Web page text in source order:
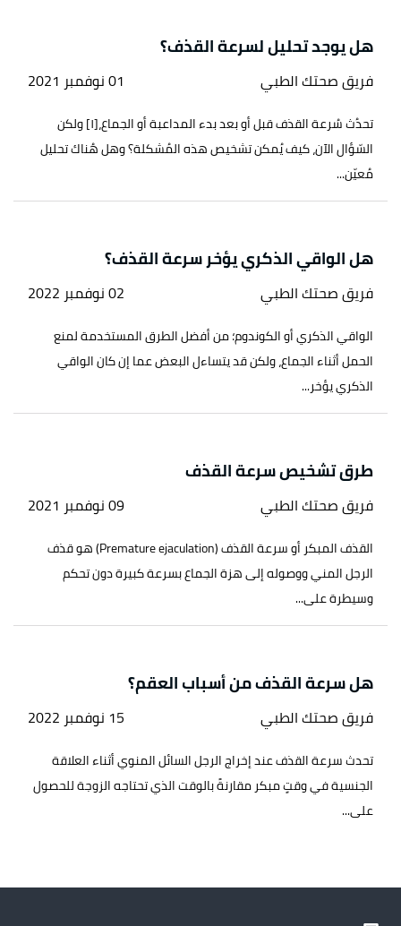
هل يوجد تحليل لسرعة القذف؟
فريق صحتك الطبي 01 نوفمبر 2021
تحدُث سُرعة القذف قبل أو بعد بدء المداعبة أو الجماع،[١] ولكن
السّؤال الآن، كيف يُمكن تشخيص هذه المُشكلة؟ وهل هُناك تحليل
مُعيّن...
هل الواقي الذكري يؤخر سرعة القذف؟
فريق صحتك الطبي 02 نوفمبر 2022
الواقي الذكري أو الكوندوم؛ من أفضل الطرق المستخدمة لمنع
الحمل أثناء الجماع، ولكن قد يتساءل البعض عما إن كان الواقي
الذكري يؤخر...
طرق تشخيص سرعة القذف
فريق صحتك الطبي 09 نوفمبر 2021
القذف المبكر أو سرعة القذف (Premature ejaculation) هو قذف
الرجل المني ووصوله إلى هزة الجماع بسرعة كبيرة دون تحكم
وسيطرة على...
هل سرعة القذف من أسباب العقم؟
فريق صحتك الطبي 15 نوفمبر 2022
تحدث سرعة القذف عند إخراج الرجل السائل المنوي أثناء العلاقة
الجنسية في وقتٍ مبكر مقارنةً بالوقت الذي تحتاجه الزوجة للحصول
على...